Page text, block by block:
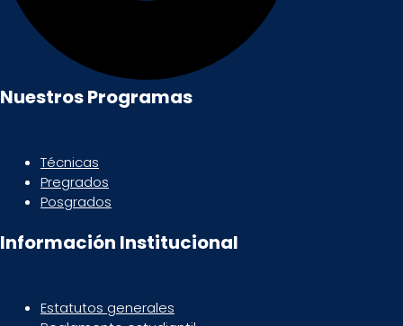
Nuestros Programas
Técnicas
Pregrados
Posgrados
Información Institucional
Estatutos generales